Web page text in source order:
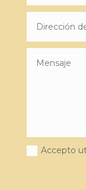
Accepto